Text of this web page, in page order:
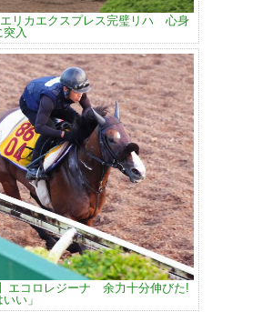
エリカエクスプレス完璧リハ 心身
入
エコロレジーナ 余力十分伸びた!
い」